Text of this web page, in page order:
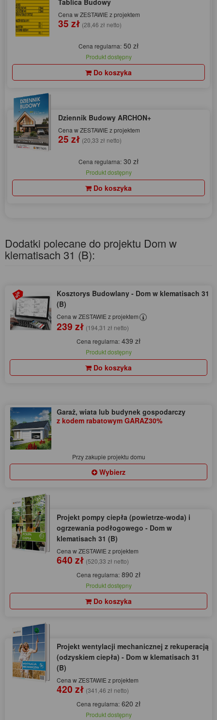
Tablica Budowy
Cena w ZESTAWIE z projektem
35 zł (28,46 zł netto)
Cena regularna: 50 zł
Produkt dostępny
Do koszyka
Dziennik Budowy ARCHON+
Cena w ZESTAWIE z projektem
25 zł (20,33 zł netto)
Cena regularna: 30 zł
Produkt dostępny
Do koszyka
Dodatki polecane do projektu Dom w
klematisach 31 (B):
Kosztorys Budowlany - Dom w klematisach 31
(B)
Cena w ZESTAWIE z projektem
239 zł (194,31 zł netto)
Cena regularna: 439 zł
Produkt dostępny
Do koszyka
Garaż, wiata lub budynek gospodarczy
z kodem rabatowym GARAZ30%
Przy zakupie projektu domu
Wybierz
Projekt pompy ciepła (powietrze-woda) i
ogrzewania podłogowego - Dom w
klematisach 31 (B)
Cena w ZESTAWIE z projektem
640 zł (520,33 zł netto)
Cena regularna: 890 zł
Produkt dostępny
Do koszyka
Projekt wentylacji mechanicznej z rekuperacją
(odzyskiem ciepła) - Dom w klematisach 31
(B)
Cena w ZESTAWIE z projektem
420 zł (341,46 zł netto)
Cena regularna: 620 zł
Produkt dostępny